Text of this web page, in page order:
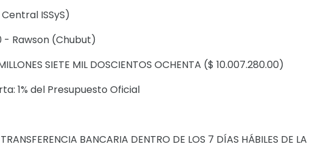
ISSyS)
- Rawson (Chubut)
SIETE MIL DOSCIENTOS OCHENTA ($ 10.007.280.00)
1% del Presupuesto Oficial
BANCARIA DENTRO DE LOS 7 DÍAS HÁBILES DE LA